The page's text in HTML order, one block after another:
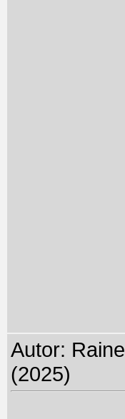
Autor:
(2025)